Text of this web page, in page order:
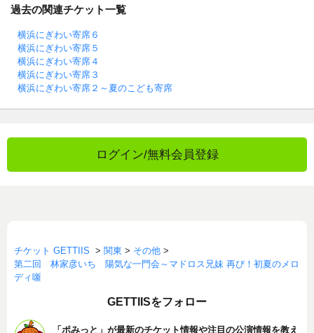
過去の関連チケット一覧
横浜にぎわい寄席６
横浜にぎわい寄席５
横浜にぎわい寄席４
横浜にぎわい寄席３
横浜にぎわい寄席２～夏のこども寄席
ログイン/無料会員登録
チケット GETTIIS > 関東 > その他 >
第二回 林家彦いち 陽気な一門会～マドロス兄妹 再び！初夏のメロ
ディ噺
GETTIISをフォロー
「ポみっと」が最新のチケット情報や注目の公演情報を教え